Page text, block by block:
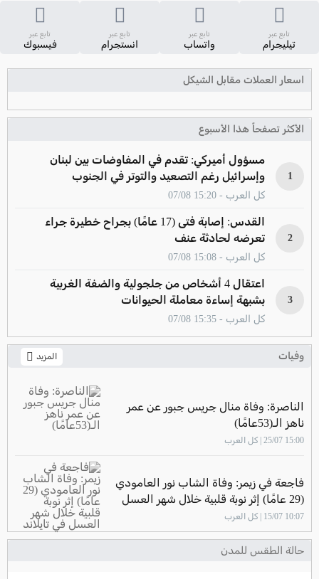
حالة الطقس للمدن
تابع عبر
تيليجرام
تابع عبر
واتساب
تابع عبر
انستجرام
تابع عبر
فيسبوك
اسعار العملات مقابل الشيكل
الأكثر تصفحاً هذا الأسبوع
1
مسؤول أميركي: تقدم في المفاوضات بين لبنان
وإسرائيل رغم التصعيد والتوتر في الجنوب
كل العرب - 15:20 07/08
2
القدس: إصابة فتى (17 عامًا) بجراح خطيرة جراء
تعرضه لحادثة عنف
كل العرب - 15:08 07/08
3
اعتقال 4 أشخاص من جلجولية والضفة الغربية
بشبهة إساءة معاملة الحيوانات
كل العرب - 15:35 07/08
وفيات المزيد
الناصرة: وفاة منال جريس جبور عن عمر
ناهز الـ(53عامًا)
15:00 25/07 | كل العرب
فاجعة في زيمر: وفاة الشاب نور العامودي
(29 عامًا) إثر نوبة قلبية خلال شهر العسل
في تايلاند
10:07 15/07 | كل العرب